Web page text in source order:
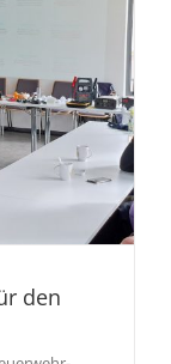
den